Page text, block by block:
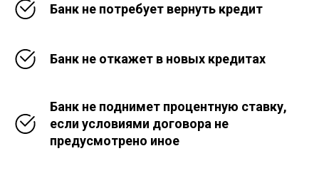
Банк не потребует вернуть кредит
Банк не откажет в новых кредитах
Банк не поднимет процентную ставку,
если условиями договора не
предусмотрено иное